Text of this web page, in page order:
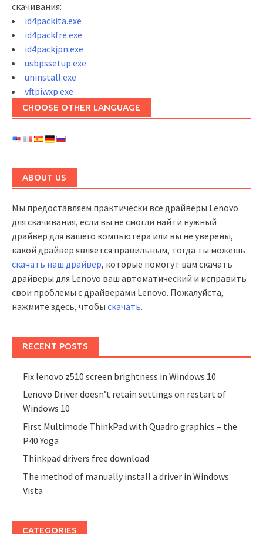
скачивания:
id4packita.exe
id4packfre.exe
id4packjpn.exe
usbpssetup.exe
uninstall.exe
vftpiwxp.exe
CHOOSE OTHER LANGUAGE
ABOUT US
Мы предоставляем практически все драйверы Lenovo
для скачивания, если вы не смогли найти нужный
драйвер для вашего компьютера или вы не уверены,
какой драйвер является правильным, тогда ты можешь
скачать наш драйвер, которые помогут вам скачать
драйверы для Lenovo ваш автоматический и исправить
свои проблемы с драйверами Lenovo. Пожалуйста,
нажмите здесь, чтобы скачать.
RECENT POSTS
Fix lenovo z510 screen brightness in Windows 10
Lenovo Driver doesn’t retain settings on restart of
Windows 10
First Multimode ThinkPad with Quadro graphics – the
P40 Yoga
Thinkpad drivers free download
The method of manually install a driver in Windows
Vista
CATEGORIES